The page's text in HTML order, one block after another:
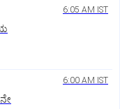
6:05 AM IST
6:00 AM IST